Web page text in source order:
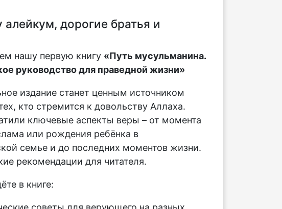
алейкум, дорогие братья и
нашу первую книгу «Путь мусульманина.
руководство для праведной жизни»
издание станет ценным источником
кто стремится к довольству Аллаха.
ключевые аспекты веры – от момента
или рождения ребёнка в
семье и до последних моментов жизни.
рекомендации для читателя.
в книге: